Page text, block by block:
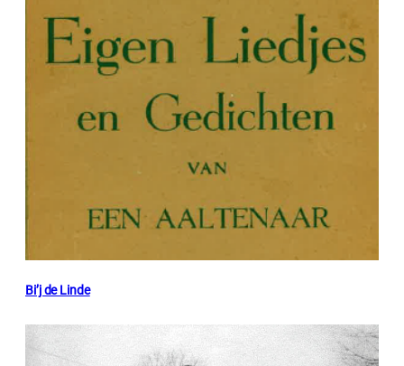
Bi’j de Linde